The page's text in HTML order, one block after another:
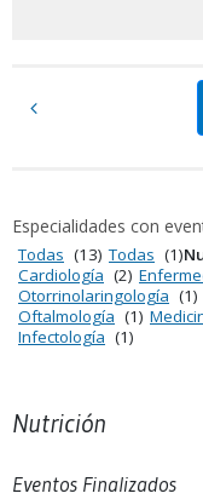
Especialidades con
Todas (13) Todas (1)
Cardiología (2)
Otorrinolaringología (1)
Oftalmología (1)
Infectología (1)
Nutrición
Eventos Finalizados